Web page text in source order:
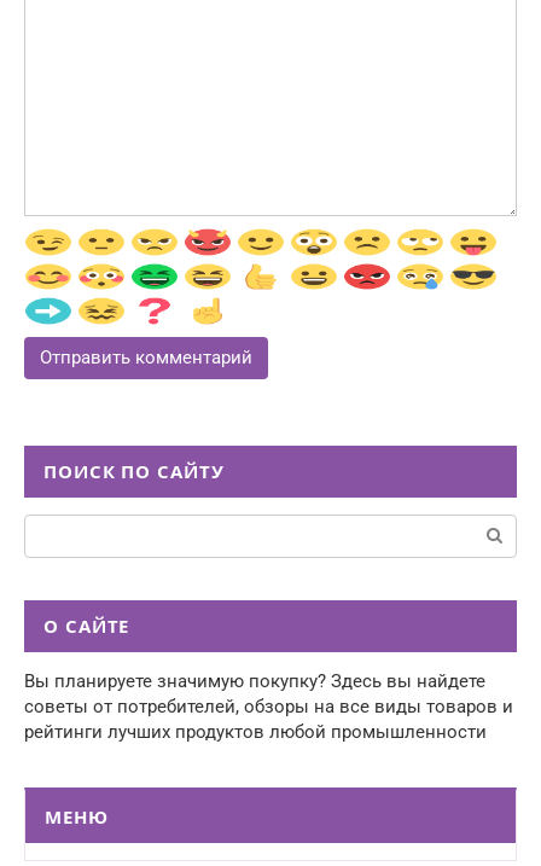
ПОИСК ПО САЙТУ
Поиск:
О САЙТЕ
Вы планируете значимую покупку? Здесь вы найдете
советы от потребителей, обзоры на все виды товаров и
рейтинги лучших продуктов любой промышленности
МЕНЮ